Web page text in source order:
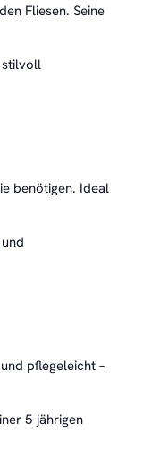
Fliesen. Seine
stilvoll
benötigen. Ideal
pflegeleicht –
5-jährigen